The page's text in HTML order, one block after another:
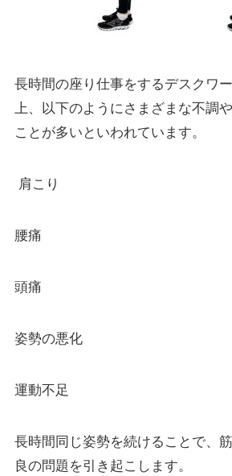
長時間の座り仕事をするデスクワ
上、以下のようにさまざまな不調
ことが多いといわれています。
肩こり
腰痛
頭痛
姿勢の悪化
運動不足
長時間同じ姿勢を続けることで、
良の問題を引き起こします。